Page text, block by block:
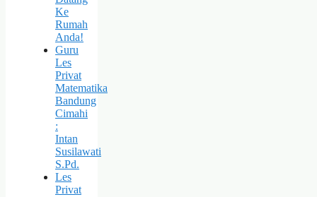
Ke
Rumah
Anda!
Guru
Les
Privat
Matematika
Bandung
Cimahi
:
Intan
Susilawati
S.Pd.
Les
Privat